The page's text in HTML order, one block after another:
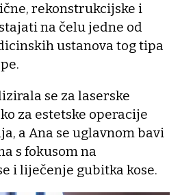
rekonstrukcijske i
na čelu jedne od
ustanova tog tipa
se za laserske
za estetske operacije
a Ana se uglavnom bavi
s fokusom na
i liječenje gubitka kose.